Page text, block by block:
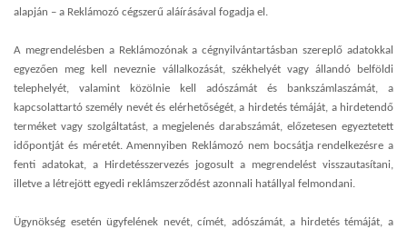
alapján – a Reklámozó cégszerű aláírásával fogadja el.
A megrendelésben a Reklámozónak a cégnyilvántartásban szereplő adatokkal
egyezően meg kell neveznie vállalkozását, székhelyét vagy állandó belföldi
telephelyét, valamint közölnie kell adószámát és bankszámlaszámát, a
kapcsolattartó személy nevét és elérhetőségét, a hirdetés témáját, a hirdetendő
terméket vagy szolgáltatást, a megjelenés darabszámát, előzetesen egyeztetett
időpontját és méretét. Amennyiben Reklámozó nem bocsátja rendelkezésre a
fenti adatokat, a Hirdetésszervezés jogosult a megrendelést visszautasítani,
illetve a létrejött egyedi reklámszerződést azonnali hatállyal felmondani.
Ügynökség esetén ügyfelének nevét, címét, adószámát, a hirdetés témáját, a